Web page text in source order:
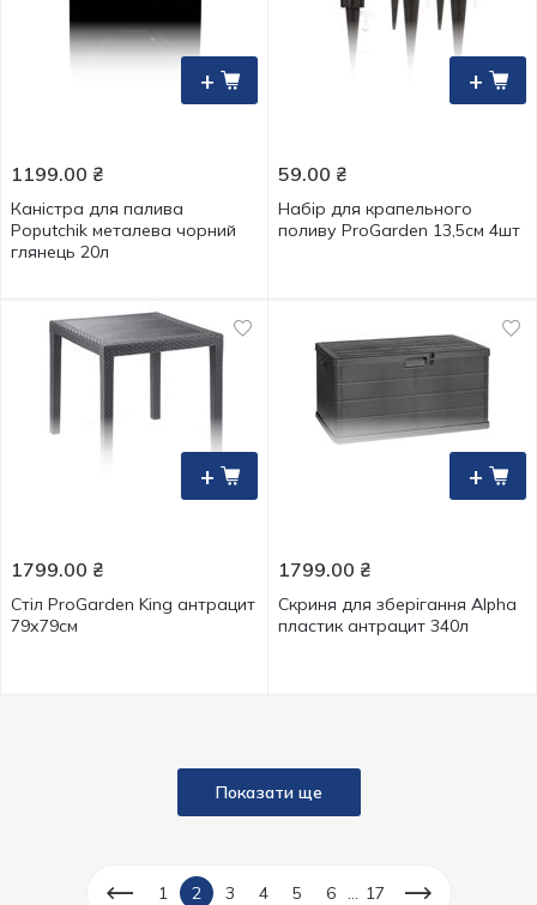
+
1199.00 ₴
Каністра для палива
Poputchik металева чорний
глянець 20л
+
59.00 ₴
Набір для крапельного
поливу ProGarden 13,5см 4шт
+
1799.00 ₴
Стіл ProGarden King антрацит
79х79см
+
1799.00 ₴
Скриня для зберігання Alpha
пластик антрацит 340л
Показати ще
1 2 3 4 5 6 17